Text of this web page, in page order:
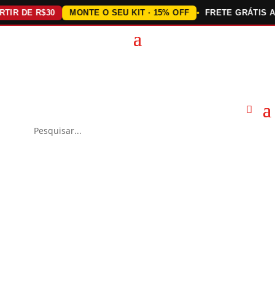
R$30 MONTE O SEU KIT · 15% OFF FRETE GRÁTIS